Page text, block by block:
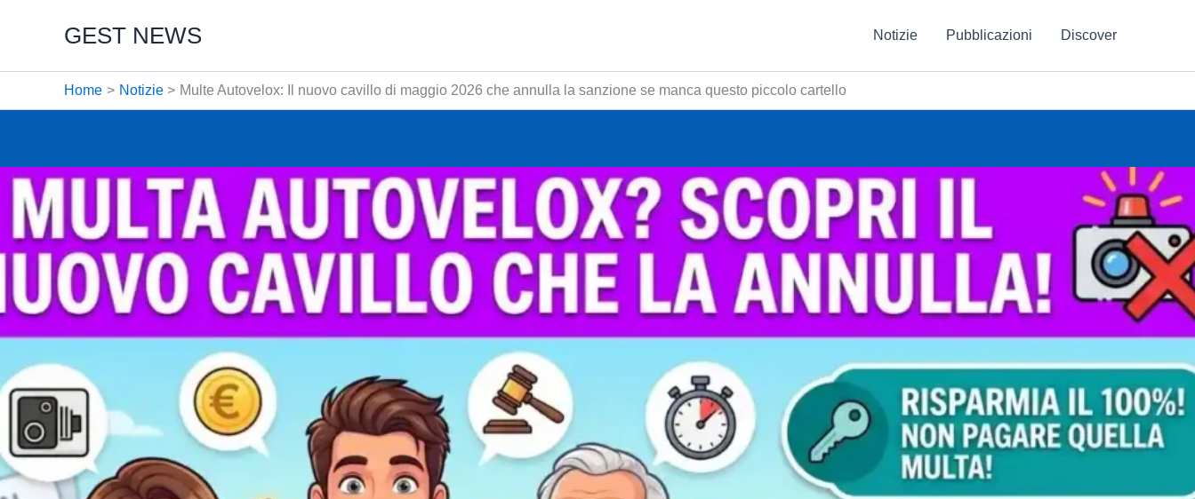
GEST NEWS Notizie Pubblicazioni Discover
Home Notizie Multe Autovelox: Il nuovo cavillo di maggio 2026 che annulla la sanzione se manca questo piccolo cartello